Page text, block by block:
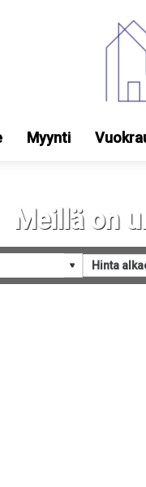
Myynti
Meillä on